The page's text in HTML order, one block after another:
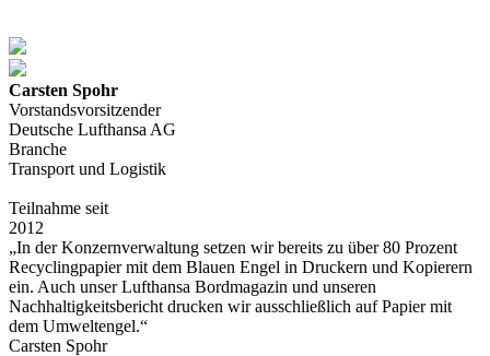
Carsten Spohr
Vorstandsvorsitzender
Deutsche Lufthansa AG
Branche
Transport und Logistik
Teilnahme seit
2012
„In der Konzernverwaltung setzen wir bereits zu über 80 Prozent
Recyclingpapier mit dem Blauen Engel in Druckern und Kopierern
ein. Auch unser Lufthansa Bordmagazin und unseren
Nachhaltigkeitsbericht drucken wir ausschließlich auf Papier mit
dem Umweltengel.“
Carsten Spohr